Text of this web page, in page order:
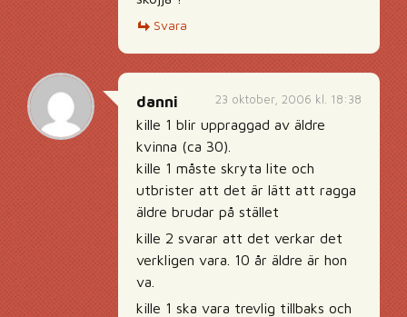
Svara
23 oktober, 2006 kl. 18:38
danni
kille 1 blir uppraggad av äldre
kvinna (ca 30).
kille 1 måste skryta lite och
utbrister att det är lätt att ragga
äldre brudar på stället
kille 2 svarar att det verkar det
verkligen vara. 10 år äldre är hon
va.
kille 1 ska vara trevlig tillbaks och